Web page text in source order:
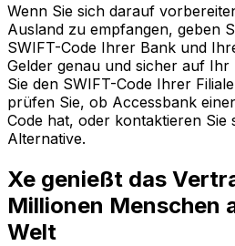
Wenn Sie sich darauf
Ausland zu empfangen, geben
SWIFT-Code Ihrer Bank und
Gelder genau und sicher auf Ihr
Sie den SWIFT-Code Ihrer
prüfen Sie, ob Accessbank
Code hat, oder kontaktieren Sie
Alternative.
Xe genießt das
Millionen Menschen
Welt